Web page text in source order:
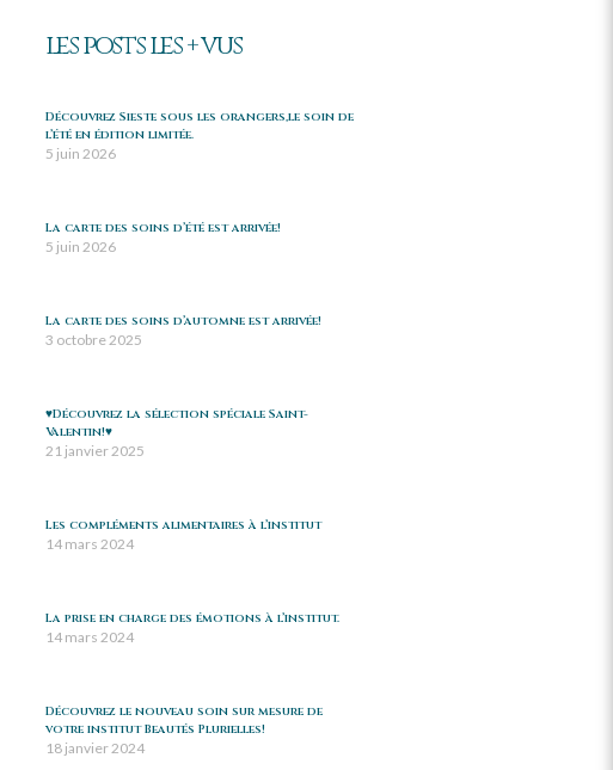
les posts les + vus
Découvrez Sieste sous les orangers,le soin de
l’été en édition limitée.
5 juin 2026
La carte des soins d’été est arrivée!
5 juin 2026
La carte des soins d’automne est arrivée!
3 octobre 2025
♥️Découvrez la sélection spéciale Saint-
Valentin!♥️
21 janvier 2025
Les compléments alimentaires à l’institut
14 mars 2024
La prise en charge des émotions à l’institut.
14 mars 2024
Découvrez le nouveau soin sur mesure de
votre institut Beautés Plurielles!
18 janvier 2024